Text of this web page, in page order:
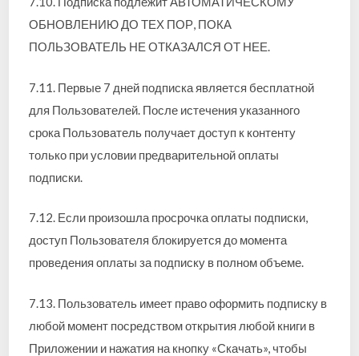
ОБНОВЛЕНИЮ ДО ТЕХ ПОР, ПОКА
ПОЛЬЗОВАТЕЛЬ НЕ ОТКАЗАЛСЯ ОТ НЕЕ.
7.11. Первые 7 дней подписка является бесплатной
для Пользователей. После истечения указанного
срока Пользователь получает доступ к контенту
только при условии предварительной оплаты
подписки.
7.12. Если произошла просрочка оплаты подписки,
доступ Пользователя блокируется до момента
проведения оплаты за подписку в полном объеме.
7.13. Пользователь имеет право оформить подписку в
любой момент посредством открытия любой книги в
Приложении и нажатия на кнопку «Скачать», чтобы